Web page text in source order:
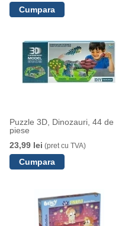
Puzzle 3D, Dinozauri, 44 de
piese
23,99 lei (pret cu TVA)